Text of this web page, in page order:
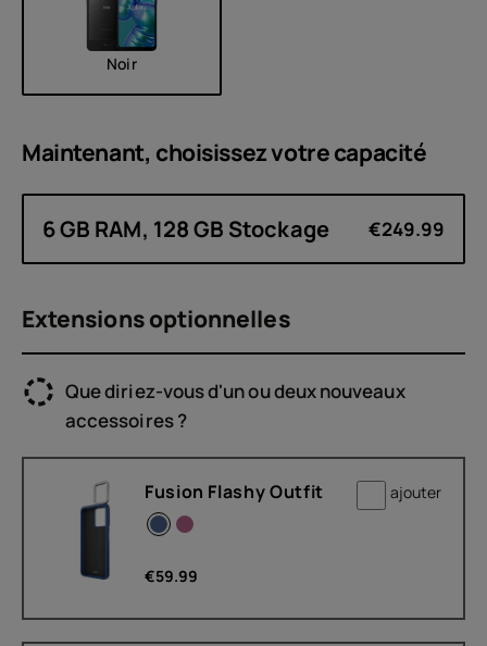
Noir
Maintenant, choisissez votrecapacité
6 GB RAM, 128 GB Stockage €249.99
Extensions optionnelles
Que diriez-vous d'un ou deux nouveaux
accessoires ?
Fusion Flashy Outfit ajouter
€59.99